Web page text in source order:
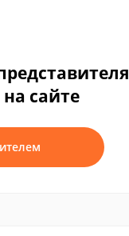
сайте